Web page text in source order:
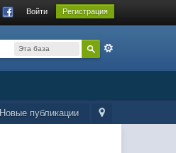
Войти Регистрация
Эта база
Новые публикации